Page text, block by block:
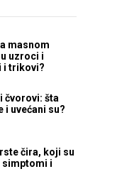
masnom
uzroci i
i trikovi?
čvorovi: šta
i uvećani su?
čira, koji su
simptomi i